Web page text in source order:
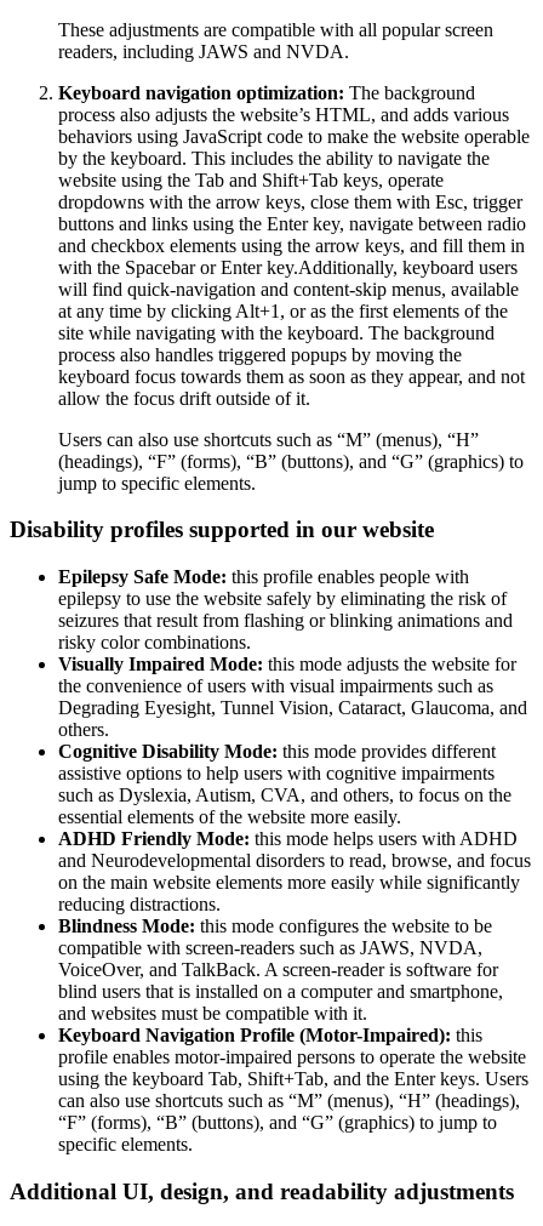
These adjustments are compatible with all popular screen
readers, including JAWS and NVDA.
Keyboard navigation optimization: The background
process also adjusts the website’s HTML, and adds various
behaviors using JavaScript code to make the website operable
by the keyboard. This includes the ability to navigate the
website using the Tab and Shift+Tab keys, operate
dropdowns with the arrow keys, close them with Esc, trigger
buttons and links using the Enter key, navigate between radio
and checkbox elements using the arrow keys, and fill them in
with the Spacebar or Enter key.Additionally, keyboard users
will find quick-navigation and content-skip menus, available
at any time by clicking Alt+1, or as the first elements of the
site while navigating with the keyboard. The background
process also handles triggered popups by moving the
keyboard focus towards them as soon as they appear, and not
allow the focus drift outside of it.
Users can also use shortcuts such as “M” (menus), “H”
(headings), “F” (forms), “B” (buttons), and “G” (graphics) to
jump to specific elements.
Disability profiles supported in our website
Epilepsy Safe Mode: this profile enables people with
epilepsy to use the website safely by eliminating the risk of
seizures that result from flashing or blinking animations and
risky color combinations.
Visually Impaired Mode: this mode adjusts the website for
the convenience of users with visual impairments such as
Degrading Eyesight, Tunnel Vision, Cataract, Glaucoma, and
others.
Cognitive Disability Mode: this mode provides different
assistive options to help users with cognitive impairments
such as Dyslexia, Autism, CVA, and others, to focus on the
essential elements of the website more easily.
ADHD Friendly Mode: this mode helps users with ADHD
and Neurodevelopmental disorders to read, browse, and focus
on the main website elements more easily while significantly
reducing distractions.
Blindness Mode: this mode configures the website to be
compatible with screen-readers such as JAWS, NVDA,
VoiceOver, and TalkBack. A screen-reader is software for
blind users that is installed on a computer and smartphone,
and websites must be compatible with it.
Keyboard Navigation Profile (Motor-Impaired): this
profile enables motor-impaired persons to operate the website
using the keyboard Tab, Shift+Tab, and the Enter keys. Users
can also use shortcuts such as “M” (menus), “H” (headings),
“F” (forms), “B” (buttons), and “G” (graphics) to jump to
specific elements.
Additional UI, design, and readability adjustments